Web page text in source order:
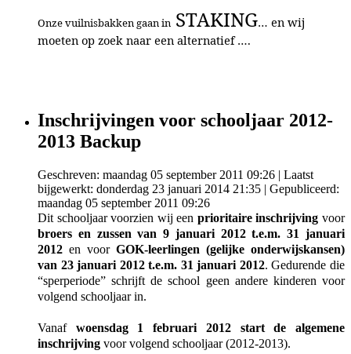
Onze vuilnisbakken gaan in STAKING… en wij
moeten op zoek naar een alternatief ….
Inschrijvingen voor schooljaar 2012-
2013 Backup
Geschreven: maandag 05 september 2011 09:26 | Laatst
bijgewerkt: donderdag 23 januari 2014 21:35 | Gepubliceerd:
maandag 05 september 2011 09:26
Dit schooljaar voorzien wij een prioritaire inschrijving voor
broers en zussen van 9 januari 2012 t.e.m. 31 januari
2012 en voor GOK-leerlingen (gelijke onderwijskansen)
van 23 januari 2012 t.e.m. 31 januari 2012. Gedurende die
“sperperiode” schrijft de school geen andere kinderen voor
volgend schooljaar in.
Vanaf woensdag 1 februari 2012 start de algemene
inschrijving voor volgend schooljaar (2012-2013).